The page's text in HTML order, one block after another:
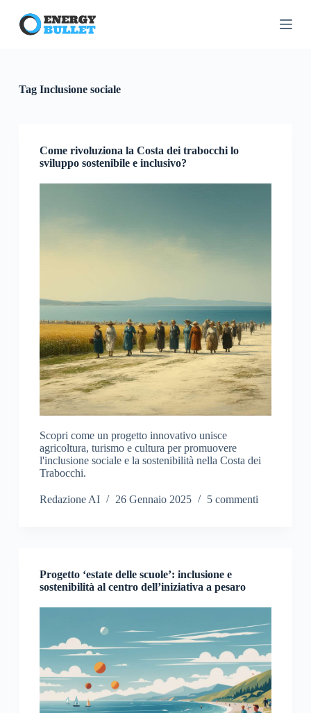
TagInclusione sociale
Come rivoluziona la Costa dei trabocchi lo
sviluppo sostenibile e inclusivo?
Scopri come un progetto innovativo unisce
agricoltura, turismo e cultura per promuovere
l'inclusione sociale e la sostenibilità nella Costa dei
Trabocchi.
Redazione AI 26 Gennaio 2025 5 commenti
Progetto ‘estate delle scuole’: inclusione e
sostenibilità al centro dell’iniziativa a pesaro